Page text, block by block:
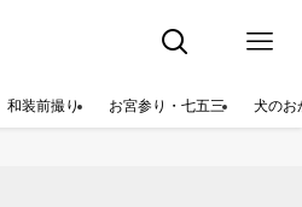
和装前撮り お宮参り・七五三 犬のお